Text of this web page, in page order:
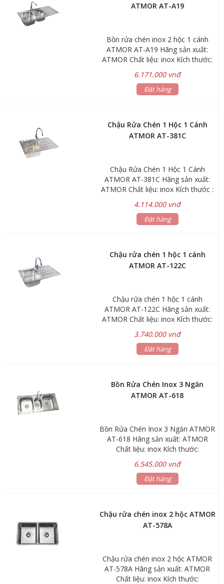
ATMOR AT-A19
Bồn rửa chén inox 2 hộc 1 cánh
ATMOR AT-A19 Hãng sản xuất:
ATMOR Chất liệu: inox Kích thước:
Bảo hành : sink 3 năm, phụ kiện 1
năm
6.171.000 vnđ
Đặt hàng
Chậu Rửa Chén 1 Hộc 1 Cánh
ATMOR AT-381C
Chậu Rửa Chén 1 Hộc 1 Cánh
ATMOR AT-381C Hãng sản xuất:
ATMOR Chất liệu: inox Kích thước :
*Cánh bên phải & cánh bên trái Bảo
hành : sink 3 năm, phụ kiện 1 năm
4.114.000 vnđ
Đặt hàng
Chậu rửa chén 1 hộc 1 cánh
ATMOR AT-122C
Chậu rửa chén 1 hộc 1 cánh
ATMOR AT-122C Hãng sản xuất:
ATMOR Chất liệu: inox Kích thước:
Bảo hành : sink 3 năm, phụ kiện 1
năm
3.740.000 vnđ
Đặt hàng
Bồn Rửa Chén Inox 3 Ngăn
ATMOR AT-618
Bồn Rửa Chén Inox 3 Ngăn ATMOR
AT-618 Hãng sản xuất: ATMOR
Chất liệu: inox Kích thước:
Bảo hành : sink 3 năm, phụ kiện 1
năm
6.545.000 vnđ
Đặt hàng
Chậu rửa chén inox 2 hộc ATMOR
AT-578A
Chậu rửa chén inox 2 hộc ATMOR
AT-578A Hãng sản xuất: ATMOR
Chất liệu: inox Kích thước: